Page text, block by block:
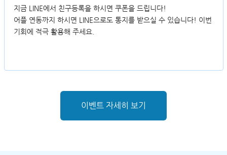
지금 LINE에서 친구등록을 하시면 쿠폰을 드립니다!
어플 연동까지 하시면 LINE으로도 통지를 받으실 수 있습니다! 이번
기회에 적극 활용해 주세요.
이벤트 자세히 보기